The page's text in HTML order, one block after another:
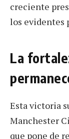
creciente
los evidentes
La
Esta victoria
Manchester
que pone de